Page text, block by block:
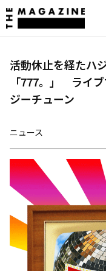
活動休止を経たハ
「777。」 ライ
ジーチューン
ニュース